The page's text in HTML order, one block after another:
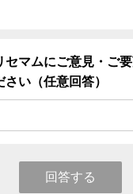
セマムにご意見・ご
さい（任意回答）
回答する